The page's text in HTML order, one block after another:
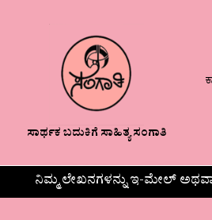
ಸಾರ್ಥಕ ಬದುಕಿಗೆ ಸಾಹಿತ್ಯ ಸಂಗಾತಿ
ನಿಮ್ಮ ಲೇಖನಗಳನ್ನು ಇ-ಮೇಲ್